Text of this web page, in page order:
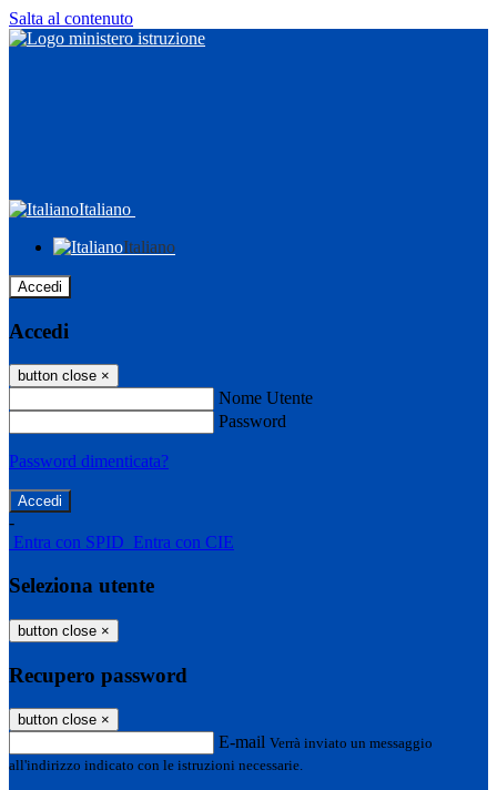
Salta al contenuto
Italiano
Italiano
Accedi
Accedi
button close ×
Nome Utente
Password
Password dimenticata?
-
Entra con SPID Entra con CIE
Seleziona utente
button close ×
Recupero password
button close ×
E-mail Verrà inviato un messaggio
all'indirizzo indicato con le istruzioni necessarie.